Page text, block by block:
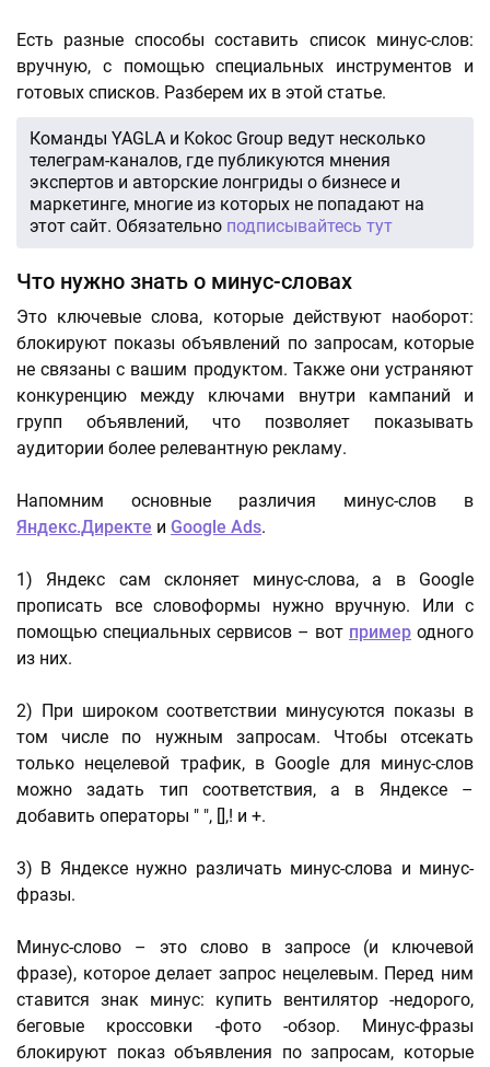
Есть разные способы составить список минус-слов:
вручную, с помощью специальных инструментов и
готовых списков. Разберем их в этой статье.
Команды YAGLA и Kokoc Group ведут несколько
телеграм-каналов, где публикуются мнения
экспертов и авторские лонгриды о бизнесе и
маркетинге, многие из которых не попадают на
этот сайт. Обязательно подписывайтесь тут
Что нужно знать о минус-словах
Это ключевые слова, которые действуют наоборот:
блокируют показы объявлений по запросам, которые
не связаны с вашим продуктом. Также они устраняют
конкуренцию между ключами внутри кампаний и
групп объявлений, что позволяет показывать
аудитории более релевантную рекламу.
Напомним основные различия минус-слов в
Яндекс.Директе и Google Ads.
1) Яндекс сам склоняет минус-слова, а в Google
прописать все словоформы нужно вручную. Или с
помощью специальных сервисов – вот пример одного
из них.
2) При широком соответствии минусуются показы в
том числе по нужным запросам. Чтобы отсекать
только нецелевой трафик, в Google для минус-слов
можно задать тип соответствия, а в Яндексе –
добавить операторы " ", [],! и +.
3) В Яндексе нужно различать минус-слова и минус-
фразы.
Минус-слово – это слово в запросе (и ключевой
фразе), которое делает запрос нецелевым. Перед ним
ставится знак минус: купить вентилятор -недорого,
беговые кроссовки -фото -обзор. Минус-фразы
блокируют показ объявления по запросам, которые